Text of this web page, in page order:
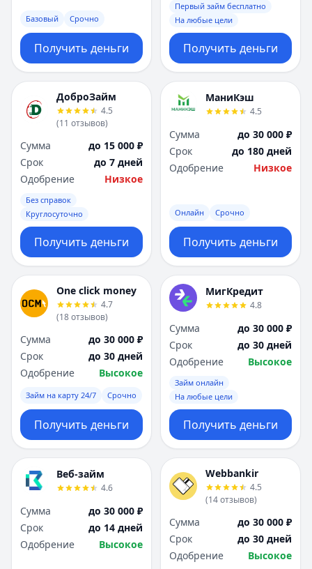
Базовый Срочно
Получить деньги
Первый займ бесплатно
На любые цели
Получить деньги
ДоброЗайм
4.5
(11 отзывов)
Сумма
до 15 000 ₽
Срок
до 7 дней
Одобрение
Низкое
Без справок
Круглосуточно
Получить деньги
МаниКэш
4.5
Сумма
до 30 000 ₽
Срок
до 180 дней
Одобрение
Низкое
Онлайн Срочно
Получить деньги
One click money
4.7
(18отзывов)
Сумма
до 30 000 ₽
Срок
до 30 дней
Одобрение
Высокое
Займ на карту 24/7 Срочно
Получить деньги
МигКредит
4.8
Сумма
до 30 000 ₽
Срок
до 30 дней
Одобрение
Высокое
Займ онлайн
На любые цели
Получить деньги
Веб-займ
4.6
Сумма
до 30 000 ₽
Срок
до 14 дней
Одобрение
Высокое
Webbankir
4.5
(14отзывов)
Сумма
до 30 000 ₽
Срок
до 30 дней
Одобрение
Высокое